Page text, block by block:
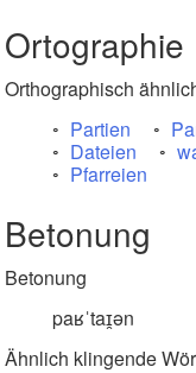
Ortographie
Orthographisch
Partien
Dateien
Pfarreien
Betonung
Betonung
paʁˈtaɪ̯ən
Ähnlich klingende